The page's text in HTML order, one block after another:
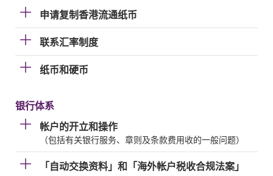
申请复制香港流通纸币
联系汇率制度
纸币和硬币
银行体系
帐户的开立和操作
（包括有关银行服务、章则及条款费用收的一般问题）
「自动交换资料」和「海外帐户税收合规法案」